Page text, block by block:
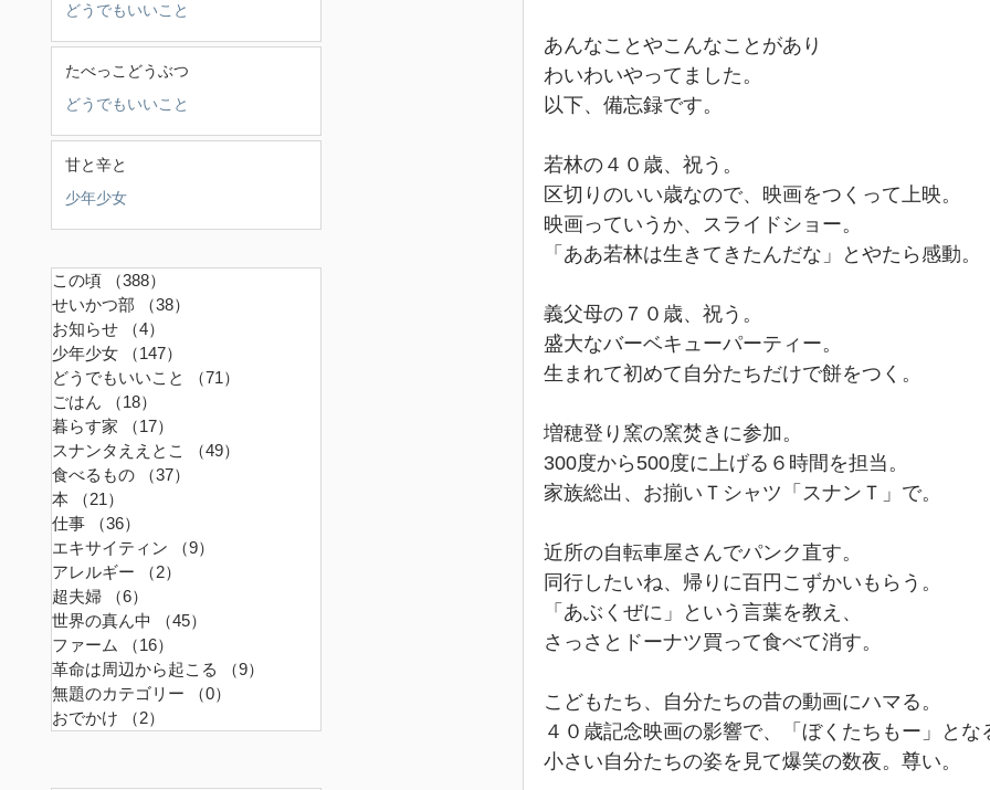
どうでもいいこと
たべっこどうぶつ
どうでもいいこと
甘と辛と
少年少女
この頃 （388）
せいかつ部
（38）
お知らせ
（4）
少年少女
（147）
どうでもいいこと
（71）
ごはん
（18）
暮らす家
（17）
スナンタええとこ
（49）
食べるもの
（37）
本
（21）
仕事
（36）
エキサイティン
（9）
アレルギー
（2）
超夫婦
（6）
世界の真ん中
（45）
ファーム
（16）
革命は周辺から起こる
（9）
無題のカテゴリー
（0）
おでかけ
（2）
あんなことやこんなことがあり
わいわいやってました。
以下、備忘録です。
若林の４０歳、祝う。
区切りのいい歳なので、映画をつくって上映。
映画っていうか、スライドショー。
「ああ若林は生きてきたんだな」とやたら感動。
義父母の７０歳、祝う。
盛大なバーベキューパーティー。
生まれて初めて自分たちだけで餅をつく。
増穂登り窯の窯焚きに参加。
300度から500度に上げる６時間を担当。
家族総出、お揃いＴシャツ「スナンＴ」で。
近所の自転車屋さんでパンク直す。
同行したいね、帰りに百円こずかいもらう。
「あぶくぜに」という言葉を教え、
さっさとドーナツ買って食べて消す。
こどもたち、自分たちの昔の動画にハマる。
４０歳記念映画の影響で、「ぼくたちもー」とな
小さい自分たちの姿を見て爆笑の数夜。尊い。